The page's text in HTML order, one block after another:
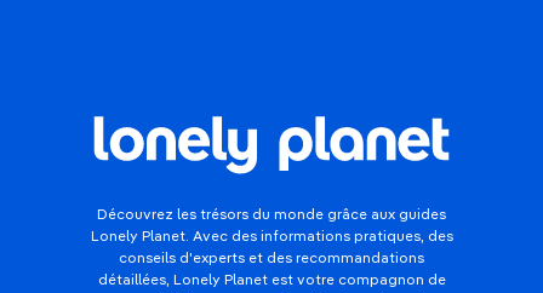
Découvrez les trésors du monde grâce aux guides
Lonely Planet. Avec des informations pratiques, des
conseils d'experts et des recommandations
détaillées, Lonely Planet est votre compagnon de